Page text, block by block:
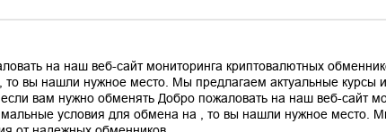
на наш веб-сайт мониторинга криптовалютных
то вы нашли нужное место. Мы предлагаем актуальные курсы
вам нужно обменять Добро пожаловать на наш веб-сайт
условия для обмена на , то вы нашли нужное место.